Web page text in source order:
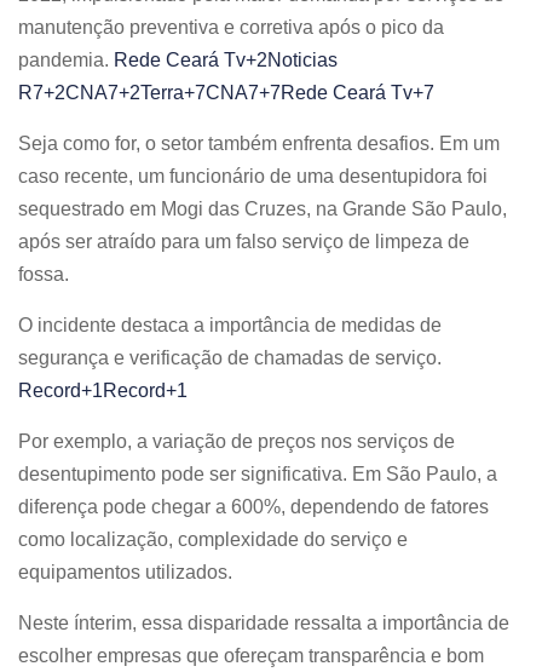
manutenção preventiva e corretiva após o pico da
pandemia. ​ Rede Ceará Tv+2Noticias
R7+2CNA7+2Terra+7CNA7+7Rede Ceará Tv+7
Seja como for, o setor também enfrenta desafios. Em um
caso recente, um funcionário de uma desentupidora foi
sequestrado em Mogi das Cruzes, na Grande São Paulo,
após ser atraído para um falso serviço de limpeza de
fossa.
O incidente destaca a importância de medidas de
segurança e verificação de chamadas de serviço. ​
Record+1Record+1
Por exemplo, a variação de preços nos serviços de
desentupimento pode ser significativa. Em São Paulo, a
diferença pode chegar a 600%, dependendo de fatores
como localização, complexidade do serviço e
equipamentos utilizados.
Neste ínterim, essa disparidade ressalta a importância de
escolher empresas que ofereçam transparência e bom